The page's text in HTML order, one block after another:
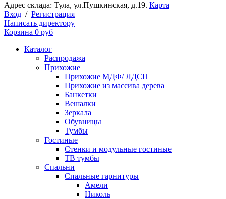
Адрес склада: Тула, ул.Пушкинская, д.19. Карта
Вход / Регистрация
Написать директору
Корзина 0 руб
Каталог
Распродажа
Прихожие
Прихожие МДФ/ ЛДСП
Прихожие из массива дерева
Банкетки
Вешалки
Зеркала
Обувницы
Тумбы
Гостиные
Стенки и модульные гостиные
ТВ тумбы
Спальни
Спальные гарнитуры
Амели
Николь